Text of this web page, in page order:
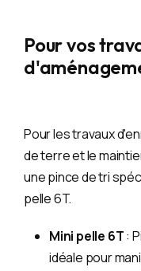
Pour vos
Pour les travaux
de terre et le
une pince de tri
pelle 6T.
Mini pelle 6T:
idéale pour